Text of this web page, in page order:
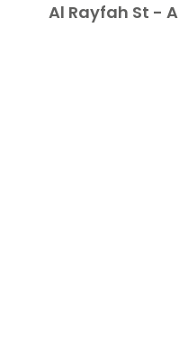
Al Rayfah St -